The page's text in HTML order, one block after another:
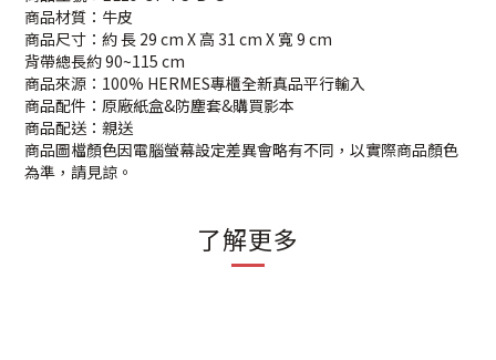
商品材質：牛皮
商品尺寸：約 長 29 cm X 高 31 cm X 寬 9 cm
背帶總長約 90~115 cm
商品來源：100% HERMES專櫃全新真品平行輸入
商品配件：原廠紙盒&防塵套&購買影本
商品配送：親送
商品圖檔顏色因電腦螢幕設定差異會略有不同，以實際商品顏色
為準，請見諒。
了解更多